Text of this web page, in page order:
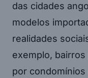
das cidades
modelos
realidades
exemplo,
por